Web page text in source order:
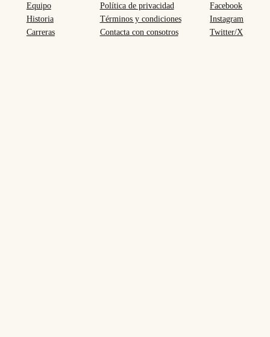
Equipo
Historia
Carreras
Política de privacidad
Términos y condiciones
Contacta con consotros
Facebook
Instagram
Twitter/X